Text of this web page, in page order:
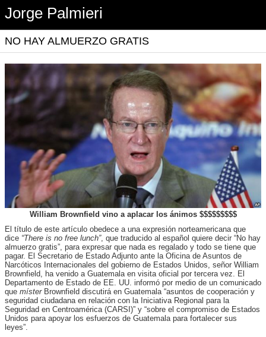
Jorge Palmieri
NO HAY ALMUERZO GRATIS
William Brownfield vino a aplacar los ánimos $$$$$$$$$
El título de este artículo obedece a una expresión norteamericana que
dice “There is no free lunch”, que traducido al español quiere decir “No hay
almuerzo gratis”, para expresar que nada es regalado y todo se tiene que
pagar. El Secretario de Estado Adjunto ante la Oficina de Asuntos de
Narcóticos Internacionales del gobierno de Estados Unidos, señor William
Brownfield, ha venido a Guatemala en visita oficial por tercera vez. El
Departamento de Estado de EE. UU. informó por medio de un comunicado
que místerBrownfield discutirá en Guatemala “asuntos de cooperación y
seguridad ciudadana en relación con la Iniciativa Regional para la
Seguridad en Centroamérica (CARSI)” y “sobre el compromiso de Estados
Unidos para apoyar los esfuerzos de Guatemala para fortalecer sus
leyes”.